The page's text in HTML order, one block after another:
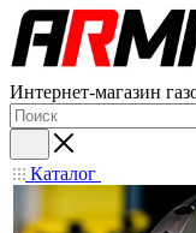
Интернет-магазин
Каталог